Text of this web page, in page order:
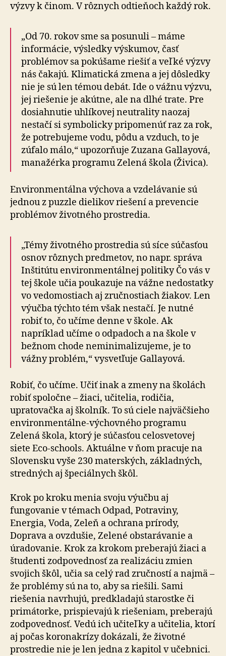
výzvy k činom. V rôznych odtieňoch každý rok.
„Od 70. rokov sme sa posunuli – máme
informácie, výsledky výskumov, časť
problémov sa pokúšame riešiť a veľké výzvy
nás čakajú. Klimatická zmena a jej dôsledky
nie je sú len témou debát. Ide o vážnu výzvu,
jej riešenie je akútne, ale na dlhé trate. Pre
dosiahnutie uhlíkovej neutrality naozaj
nestačí si symbolicky pripomenúť raz za rok,
že potrebujeme vodu, pôdu a vzduch, to je
zúfalo málo,“ upozorňuje Zuzana Gallayová,
manažérka programu Zelená škola (Živica).
Environmentálna výchova a vzdelávanie sú
jednou z puzzle dielikov riešení a prevencie
problémov životného prostredia.
„Témy životného prostredia sú síce súčasťou
osnov rôznych predmetov, no napr. správa
Inštitútu environmentálnej politiky Čo vás v
tej škole učia poukazuje na vážne nedostatky
vo vedomostiach aj zručnostiach žiakov. Len
výučba týchto tém však nestačí. Je nutné
robiť to, čo učíme denne v škole. Ak
napríklad učíme o odpadoch a na škole v
bežnom chode neminimalizujeme, je to
vážny problém,“ vysvetľuje Gallayová.
Robiť, čo učíme. Učiť inak a zmeny na školách
robiť spoločne – žiaci, učitelia, rodičia,
upratovačka aj školník. To sú ciele najväčšieho
environmentálne-výchovného programu
Zelená škola, ktorý je súčasťou celosvetovej
siete Eco-schools. Aktuálne v ňom pracuje na
Slovensku vyše 230 materských, základných,
stredných aj špeciálnych škôl.
Krok po kroku menia svoju výučbu aj
fungovanie v témach Odpad, Potraviny,
Energia, Voda, Zeleň a ochrana prírody,
Doprava a ovzdušie, Zelené obstarávanie a
úradovanie. Krok za krokom preberajú žiaci a
študenti zodpovednosť za realizáciu zmien
svojich škôl, učia sa celý rad zručností a najmä –
že problémy sú na to, aby sa riešili. Sami
riešenia navrhujú, predkladajú starostke či
primátorke, prispievajú k riešeniam, preberajú
zodpovednosť. Vedú ich učiteľky a učitelia, ktorí
aj počas koronakrízy dokázali, že životné
prostredie nie je len jedna z kapitol v učebnici.